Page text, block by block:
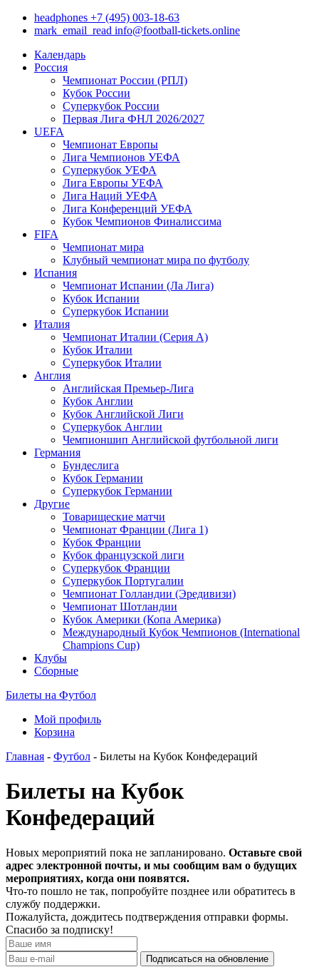
headphones +7 (495) 003-18-63
mark_email_read info@football-tickets.online
Календарь
Россия
Чемпионат России (РПЛ)
Кубок России
Суперкубок России
Первая Лига ФНЛ 2026/2027
UEFA
Чемпионат Европы
Лига Чемпионов УЕФА
Суперкубок УЕФА
Лига Европы УЕФА
Лига Наций УЕФА
Лига Конференций УЕФА
Кубок Чемпионов Финалиссима
FIFA
Чемпионат мира
Клубный чемпионат мира по футболу
Испания
Чемпионат Испании (Ла Лига)
Кубок Испании
Суперкубок Испании
Италия
Чемпионат Италии (Серия А)
Кубок Италии
Суперкубок Италии
Англия
Английская Премьер-Лига
Кубок Англии
Кубок Английской Лиги
Суперкубок Англии
Чемпионшип Английской футбольной лиги
Германия
Бундеслига
Кубок Германии
Суперкубок Германии
Другие
Товарищеские матчи
Чемпионат Франции (Лига 1)
Кубок Франции
Кубок французской лиги
Суперкубок Франции
Суперкубок Португалии
Чемпионат Голландии (Эредивизи)
Чемпионат Шотландии
Кубок Америки (Копа Америка)
Международный Кубок Чемпионов (International
Champions Cup)
Клубы
Сборные
Билеты на Футбол
Мой профиль
Корзина
Главная - Футбол - Билеты на Кубок Конфедераций
Билеты на Кубок
Конфедераций
Новых мероприятий пока не запланировано. Оставьте свой
адрес электронной почты, и мы сообщим вам о будущих
мероприятиях, когда они появятся.
Что-то пошло не так, попробуйте позднее или обратитесь в
службу поддержки.
Пожалуйста, дождитесь подтверждения отправки формы.
Спасибо за подписку!
Подписаться на обновление